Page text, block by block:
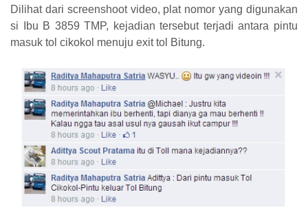
Dilihat dari screenshoot video, plat nomor yang digunakan
si Ibu B 3859 TMP, kejadian tersebut terjadi antara pintu
masuk tol cikokol menuju exit tol Bitung.